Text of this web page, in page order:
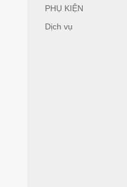
PHỤ KIỆN
Dịch vụ